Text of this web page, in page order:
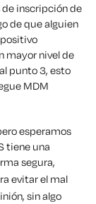
inscripción de
de que alguien
mayor nivel de
punto 3, esto
MDM
esperamos
tiene una
segura,
evitar el mal
sin algo